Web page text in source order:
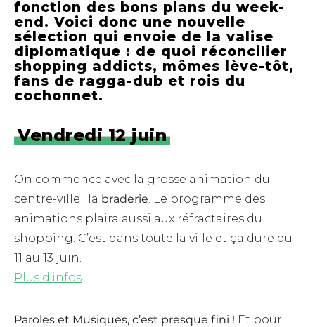
fonction des bons plans du week-
end. Voici donc une nouvelle
sélection qui envoie de la valise
diplomatique : de quoi réconcilier
shopping addicts, mômes lève-tôt,
fans de ragga-dub et rois du
cochonnet.
Vendredi 12 juin
On commence avec la grosse animation du
centre-ville : la braderie. Le programme des
animations plaira aussi aux réfractaires du
shopping. C’est dans toute la ville et ça dure du
11 au 13 juin.
Plus d’infos
Paroles et Musiques, c’est presque fini ! Et pour